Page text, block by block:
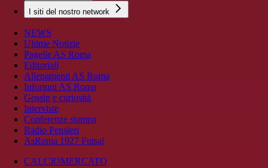
I siti del nostro network
NEWS
Ultime Notizie
Pagelle AS Roma
Editoriali
Allenamenti AS Roma
Infortuni AS Roma
Gossip e curiosità
Interviste
Conferenze stampa
Radio Pensieri
AsRoma 1927 Futsal
CALCIOMERCATO